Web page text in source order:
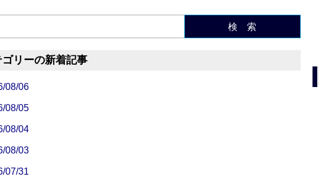
検 索
リーの新着記事
08/06
08/05
08/04
08/03
07/31